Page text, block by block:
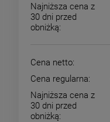
Najniższa cena z
30 dni przed
obniżką:
Cena netto:
Cena regularna:
Najniższa cena z
30 dni przed
obniżką: